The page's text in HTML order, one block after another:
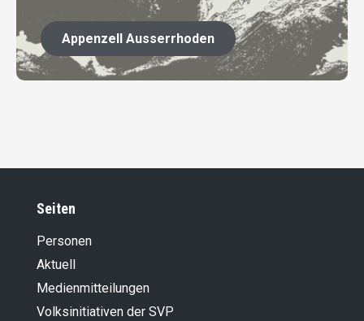
Appenzell Ausserrhoden
Seiten
Personen
Aktuell
Medienmitteilungen
Volksinitiativen der SVP